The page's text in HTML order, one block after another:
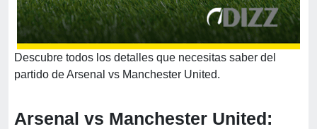
Descubre todos los detalles que necesitas saber del
partido de Arsenal vs Manchester United.
Arsenal vs Manchester United: